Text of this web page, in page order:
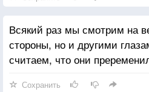
Всякий раз мы смотрим на
стороны, но и другими
считаем, что они
Сохранить